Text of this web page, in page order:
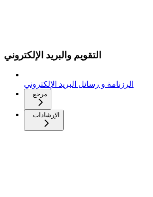
التقويم والبريد الإلكتروني
الرزنامة و رسائل البريد الإلكتروني
مرجع
الإرشادات